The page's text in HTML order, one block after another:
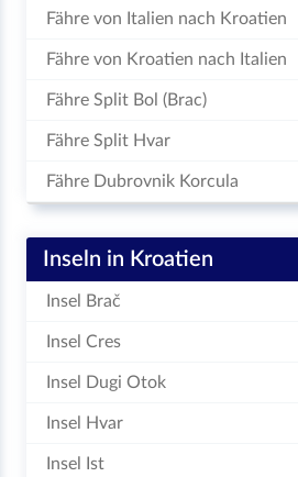
Fähre von Italien nach Kroatien
Fähre von Kroatien nach Italien
Fähre Split Bol (Brac)
Fähre Split Hvar
Fähre Dubrovnik Korcula
Inseln in Kroatien
Insel Brač
Insel Cres
Insel Dugi Otok
Insel Hvar
Insel Ist